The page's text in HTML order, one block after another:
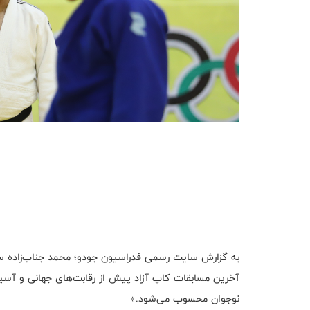
به گزارش سایت رسمی فدراسیون جودو؛ محمد جناب‌زاده
آخرین مسابقات کاپ آزاد پیش از رقابت‌های جهانی و
نوجوان محسوب می‌شود.»